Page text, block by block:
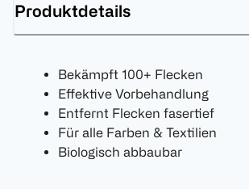
Produktdetails
Bekämpft 100+ Flecken
Effektive Vorbehandlung
Entfernt Flecken fasertief
Für alle Farben & Textilien
Biologisch abbaubar